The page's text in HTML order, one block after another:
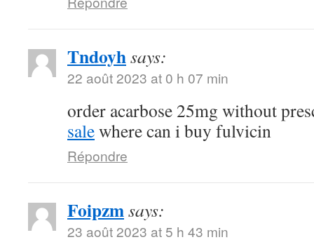
Tndoyhsays:
22 août 2023 at 0 h 07 min
order acarbose 25mg without
salewhere can i buy fulvicin
Répondre
Foipzmsays:
23 août 2023 at 5 h 43 min